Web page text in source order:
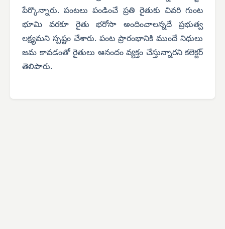
పేర్కొన్నారు. పంటలు పండించే ప్రతి రైతుకు చివరి గుంట
భూమి వరకూ రైతు భరోసా అందించాలన్నదే ప్రభుత్వ
లక్ష్యమని స్పష్టం చేశారు. పంట ప్రారంభానికి ముందే నిధులు
జమ కావడంతో రైతులు ఆనందం వ్యక్తం చేస్తున్నారని కలెక్టర్
తెలిపారు.